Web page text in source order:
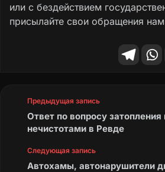
или с бездействием
присылайте свои обращения
Предыдущая запись
Ответ по вопросу
нечистотами в Ревде
Следующая запись
Автохамы, автонарушители